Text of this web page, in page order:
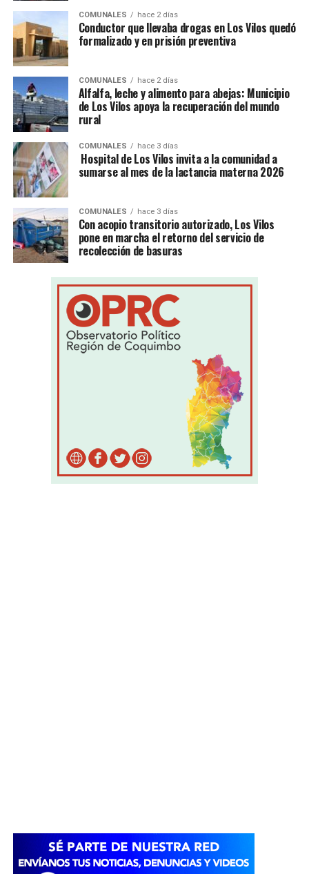
COMUNALES hace 2 días
Conductor que llevaba drogas en Los Vilos quedó
formalizado y en prisión preventiva
COMUNALES hace 2 días
Alfalfa, leche y alimento para abejas: Municipio
de Los Vilos apoya la recuperación del mundo
rural
COMUNALES hace 3 días
Hospital de Los Vilos invita a la comunidad a
sumarse al mes de la lactancia materna 2026
COMUNALES hace 3 días
Con acopio transitorio autorizado, Los Vilos
pone en marcha el retorno del servicio de
recolección de basuras